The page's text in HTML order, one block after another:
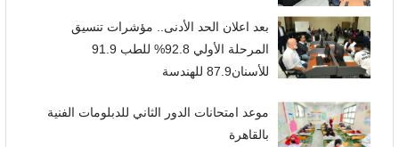
بعد اعلان الحد الأدنى.. مؤشرات تنسيق
المرحلة الأولي 92.8% للطب 91.9
للأسنان87.9 للهندسة
موعد امتحانات الدور الثاني للدبلومات الفنية
بالقاهرة